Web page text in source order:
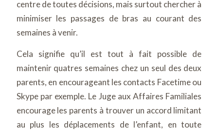
centre de toutes décisions, mais surtout chercher à
minimiser les passages de bras au courant des
semaines à venir.
Cela signifie qu’il est tout à fait possible de
maintenir quatres semaines chez un seul des deux
parents, en encourageant les contacts Facetime ou
Skype par exemple. Le Juge aux Affaires Familiales
encourage les parents à trouver un accord limitant
au plus les déplacements de l’enfant, en toute